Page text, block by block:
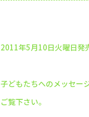
2011年5月10日火曜日発
子どもたちへのメッセー
ご覧下さい。